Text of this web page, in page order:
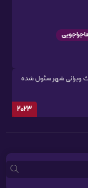
ویرانی شهر سئول شده
2023